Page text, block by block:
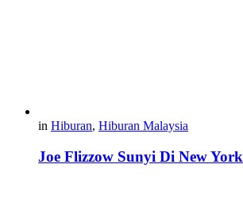
in Hiburan, Hiburan Malaysia
Joe Flizzow Sunyi Di New York